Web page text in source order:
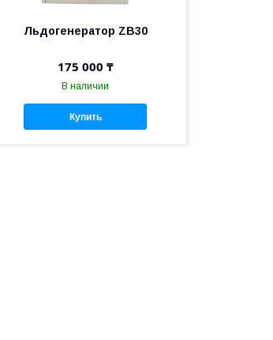
Льдогенератор ZB30
175 000 ₸
В наличии
Купить